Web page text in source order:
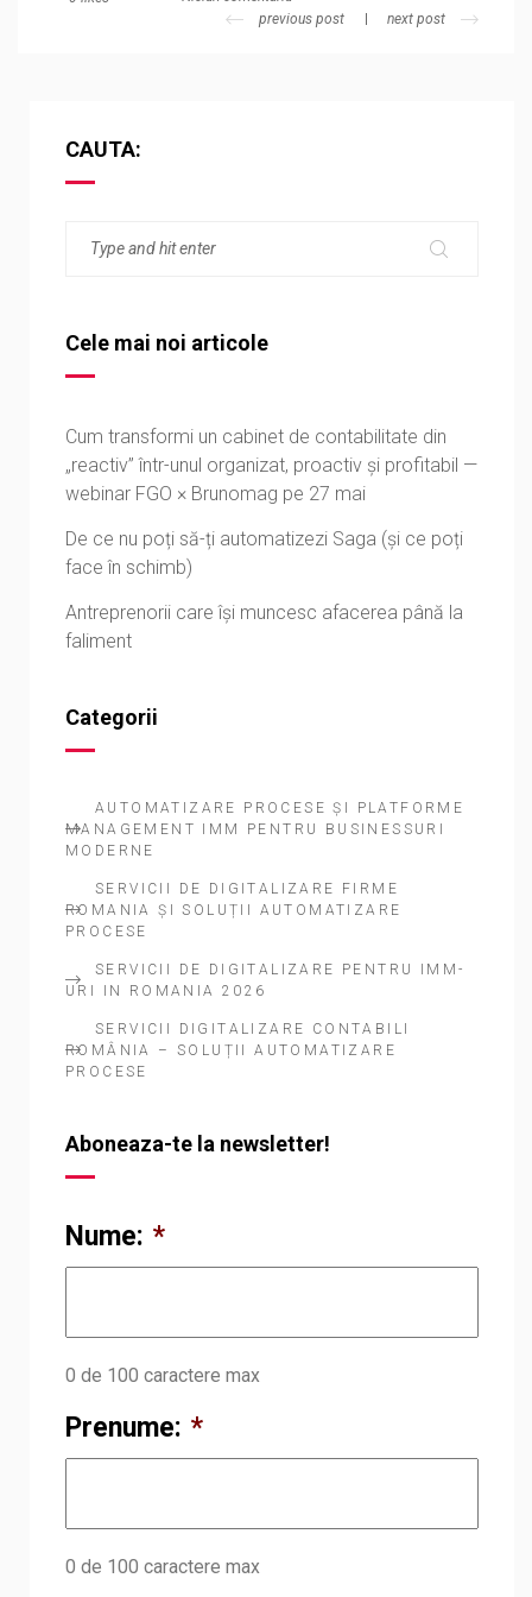
previous post
next post
CAUTA:
Cele mai noi articole
Cum transformi un cabinet de contabilitate din
„reactiv” într-unul organizat, proactiv și profitabil —
webinar FGO × Brunomag pe 27 mai
De ce nu poți să-ți automatizezi Saga (și ce poți
face în schimb)
Antreprenorii care își muncesc afacerea până la
faliment
Categorii
AUTOMATIZARE PROCESE ȘI PLATFORME
MANAGEMENT IMM PENTRU BUSINESSURI
MODERNE
SERVICII DE DIGITALIZARE FIRME
ROMANIA ȘI SOLUȚII AUTOMATIZARE
PROCESE
SERVICII DE DIGITALIZARE PENTRU IMM-
URI IN ROMANIA 2026
SERVICII DIGITALIZARE CONTABILI
ROMÂNIA – SOLUȚII AUTOMATIZARE
PROCESE
Aboneaza-te la newsletter!
Nume: *
0 de 100 caractere max
Prenume: *
0 de 100 caractere max